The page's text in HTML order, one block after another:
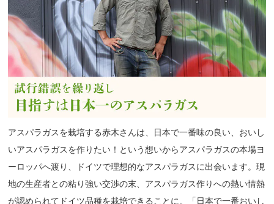
アスパラガスを栽培する赤木さんは、日本で一番味の良い、おいし
いアスパラガスを作りたい！という想いからアスパラガスの本場ヨ
ーロッパへ渡り、ドイツで理想的なアスパラガスに出会います。現
地の生産者との粘り強い交渉の末、アスパラガス作りへの熱い情熱
が認められてドイツ品種を栽培できることに。「日本で一番おいし